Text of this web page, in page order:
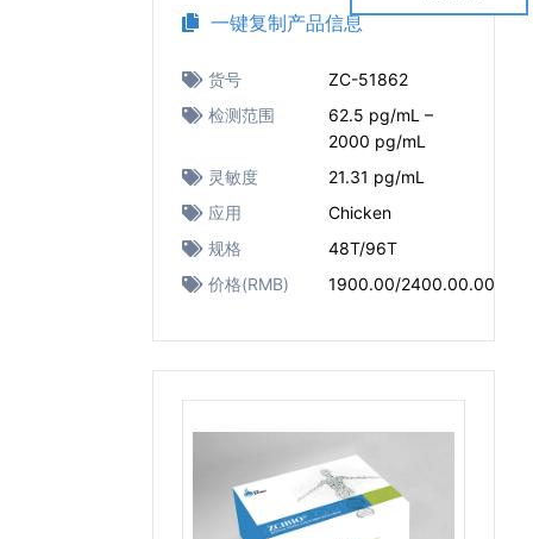
一键复制产品信息
货号
ZC-51862
检测范围
62.5 pg/mL –
2000 pg/mL
灵敏度
21.31 pg/mL
应用
Chicken
规格
48T/96T
价格(RMB)
1900.00/2400.00.00